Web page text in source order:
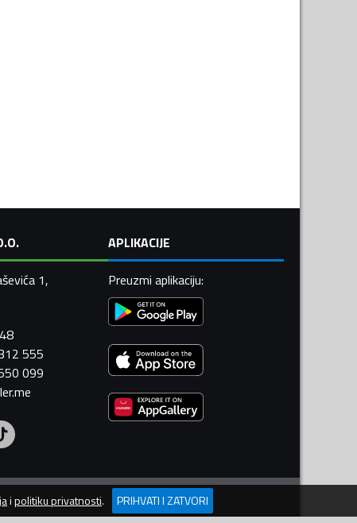
1,
555
099
APLIKACIJE
Preuzmi aplikaciju:
ipolitiku privatnosti. PRIHVATI I ZATVORI